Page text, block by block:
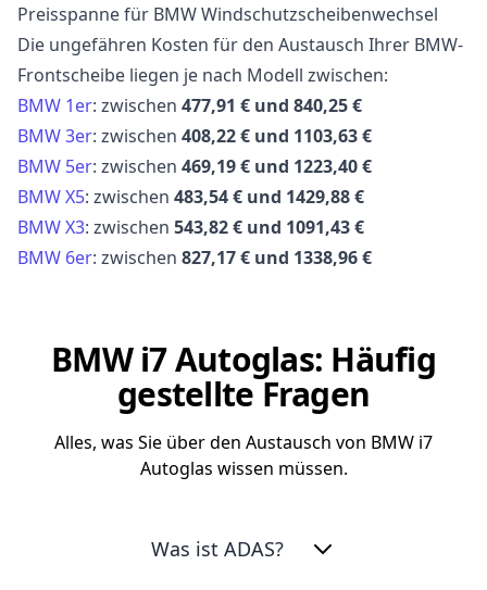
Preisspanne für BMW Windschutzscheibenwechsel
Die ungefähren Kosten für den Austausch Ihrer BMW-
Frontscheibe liegen je nach Modell zwischen:
BMW 1er: zwischen 477,91 € und 840,25 €
BMW 3er: zwischen 408,22 € und 1103,63 €
BMW 5er: zwischen 469,19 € und 1223,40 €
BMW X5: zwischen 483,54 € und 1429,88 €
BMW X3: zwischen 543,82 € und 1091,43 €
BMW 6er: zwischen 827,17 € und 1338,96 €
BMW i7 Autoglas: Häufig
gestellte Fragen
Alles, was Sie über den Austausch von BMW i7
Autoglas wissen müssen.
Was ist ADAS?